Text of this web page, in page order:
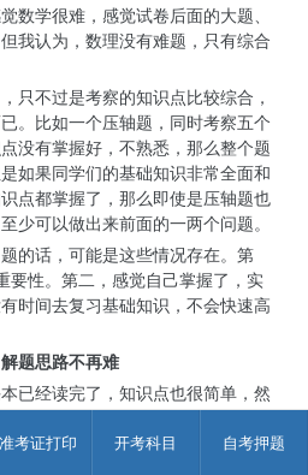
准考证打印 开考科目 自考押题
学很难，感觉试卷后面的大题、
我认为，数理没有难题，只有综合
不过是考察的知识点比较综合，
。比如一个压轴题，同时考察五个
没有掌握好，不熟悉，那么整个题
如果同学们的基础知识非常全面和
点都掌握了，那么即使是压轴题也
少可以做出来前面的一两个问题。
话，可能是这些情况存在。第
要性。第二，感觉自己掌握了，实
时间去复习基础知识，不会快速高
题思路不再难
经读完了，知识点也很简单，然
题思路。解决这个问题的方法实际
总结，从题目中提炼基础知识，除